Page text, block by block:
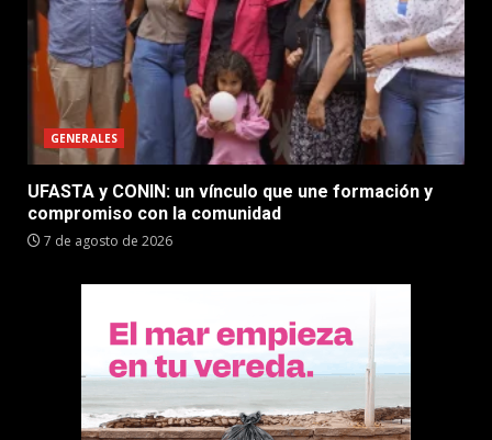
GENERALES
UFASTA y CONIN: un vínculo que une formación y
compromiso con la comunidad
7 de agosto de 2026